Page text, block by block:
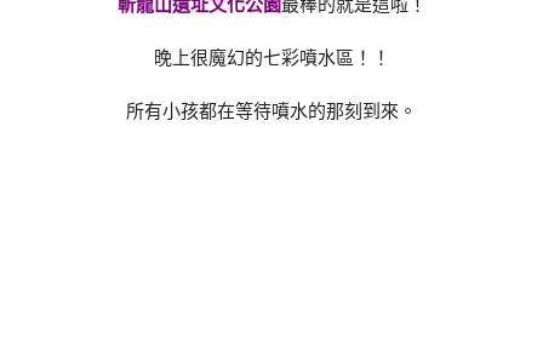
斬龍山遺址文化公園最棒的就是這啦！
晚上很魔幻的七彩噴水區！！
所有小孩都在等待噴水的那刻到來。